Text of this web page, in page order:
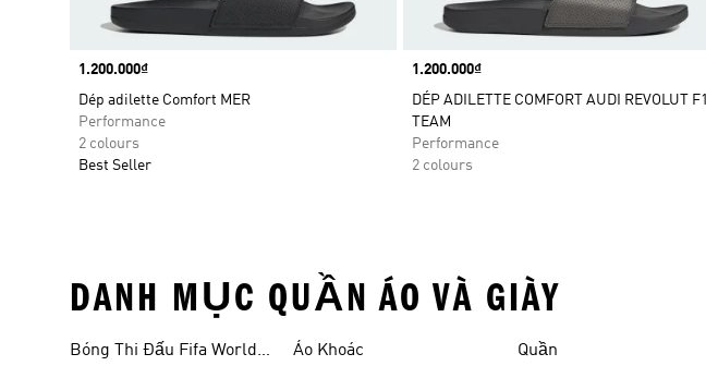
Price
1.200.000₫
Dép adilette Comfort MER
Performance
2 colours
Best Seller
Price
1.200.000₫
DÉP ADILETTE COMFORT AUDI REVOLUT F1
TEAM
Performance
2 colours
DANH MỤC QUẦN ÁO VÀ GIÀY
Bóng Thi Đấu Fifa World
Áo Khoác Quần